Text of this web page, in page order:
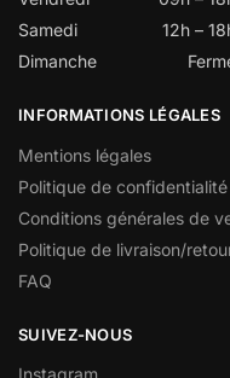
Samedi
12h –
Dimanche
INFORMATIONS LÉGALES
Mentions légales
Politique de confidentialité
Conditions générales de
Politique de livraison/
FAQ
SUIVEZ-NOUS